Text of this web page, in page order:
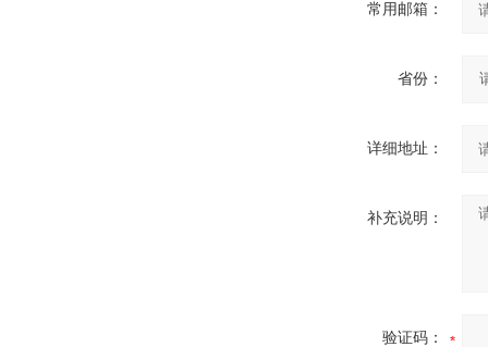
常用邮箱：
省份：
详细地址：
补充说明：
验证码：